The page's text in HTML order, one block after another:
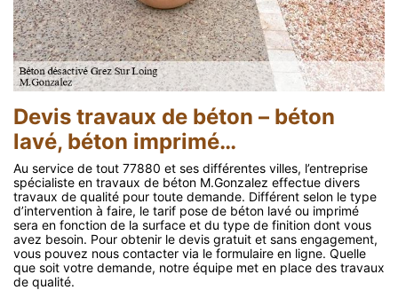
Devis travaux de béton – béton
lavé, béton imprimé…
Au service de tout 77880 et ses différentes villes, l’entreprise
spécialiste en travaux de béton M.Gonzalez effectue divers
travaux de qualité pour toute demande. Différent selon le type
d’intervention à faire, le tarif pose de béton lavé ou imprimé
sera en fonction de la surface et du type de finition dont vous
avez besoin. Pour obtenir le devis gratuit et sans engagement,
vous pouvez nous contacter via le formulaire en ligne. Quelle
que soit votre demande, notre équipe met en place des travaux
de qualité.